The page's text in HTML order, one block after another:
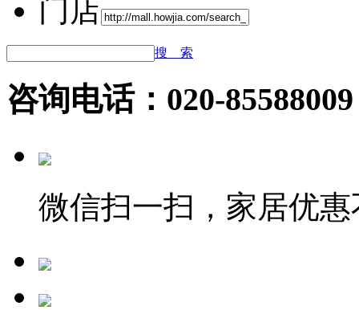
门店
搜 索
咨询电话：020-85588009
微信扫一扫，家居优